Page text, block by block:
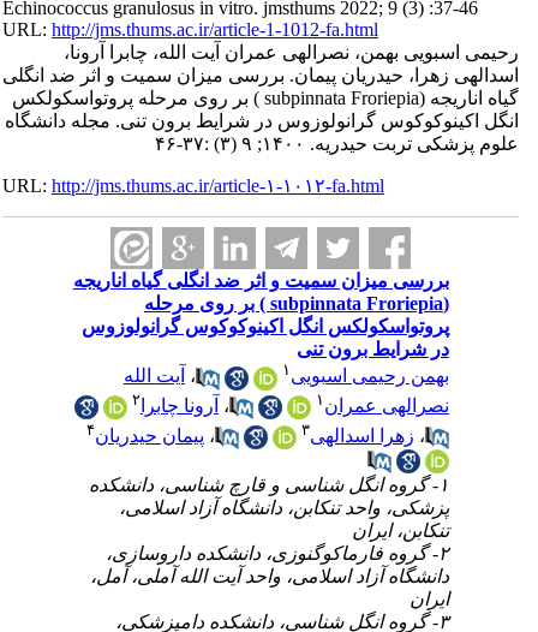
Echinococcus granulosus in vitro. jmsthums 2022; 9 (3) :37-
URL:http://jms.thums.ac.ir/article-1-1012-fa.html
بهمن، نصرالهی عمران آیت الله، چابرا آرونا،
زهرا، حیدریان پیمان. بررسی میزان سمیت و اثر ضد انگلی
گیاه اناریجه (subpinnata Froriepia ) بر روی مرحله پروتواسکولکس
گرانولوزوس در شرایط برون تنی. مجله دانشگاه
تربت حیدریه. ۱۴۰۰; ۹ (۳) :۳۷-۴۶
URL:http://jms.thums.ac.ir/article-۱-۱۰۱۲-fa.html
بررسی میزان سمیت و اثر ضد انگلی گیاه اناریجه
(subpinnata Froriepia ) بر روی مرحله
پروتواسکولکس انگل اکینوکوکوس گرانولوزوس
در شرایط برون تنی
بهمن رحیمی اسبویی
، آیت الله
نصرالهی عمران
، آرونا چابرا
زهرا اسدالهی ۳ ، پیمان حیدریان
۱- گروه انگل شناسی و قارچ شناسی، دانشکده
پزشکی، واحد تنکابن، دانشگاه آزاد اسلامی،
تنکابن، ایران
۲- گروه فارماکوگنوزی، دانشکده داروسازی،
دانشگاه آزاد اسلامی، واحد آیت الله آملی، آمل،
۳- گروه انگل شناسی، دانشکده دامپزشکی،